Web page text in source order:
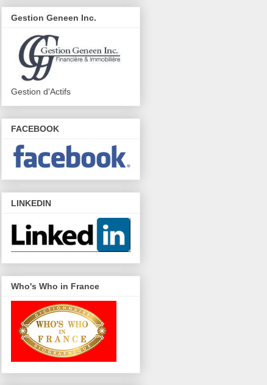
Gestion Geneen Inc.
Gestion d'Actifs
FACEBOOK
LINKEDIN
Who's Who in France